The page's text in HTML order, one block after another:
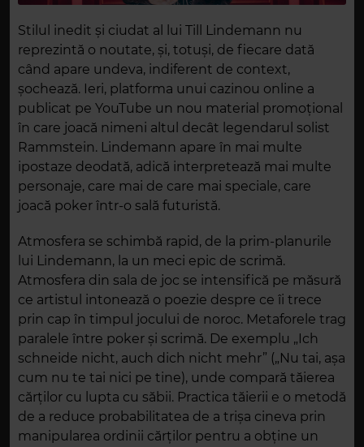
Stilul inedit și ciudat al lui Till Lindemann nu
reprezintă o noutate, și, totuși, de fiecare dată
când apare undeva, indiferent de context,
șochează. Ieri, platforma unui cazinou online a
publicat pe YouTube un nou material promoțional
în care joacă nimeni altul decât legendarul solist
Rammstein. Lindemann apare în mai multe
ipostaze deodată, adică interpretează mai multe
personaje, care mai de care mai speciale, care
joacă poker într-o sală futuristă.
Atmosfera se schimbă rapid, de la prim-planurile
lui Lindemann, la un meci epic de scrimă.
Atmosfera din sala de joc se intensifică pe măsură
ce artistul intonează o poezie despre ce îi trece
prin cap în timpul jocului de noroc. Metaforele trag
paralele între poker și scrimă. De exemplu „Ich
schneide nicht, auch dich nicht mehr” („Nu tai, așa
cum nu te tai nici pe tine), unde compară tăierea
cărților cu lupta cu săbii. Practica tăierii e o metodă
de a reduce probabilitatea de a trișa cineva prin
manipularea ordinii cărților pentru a obține un